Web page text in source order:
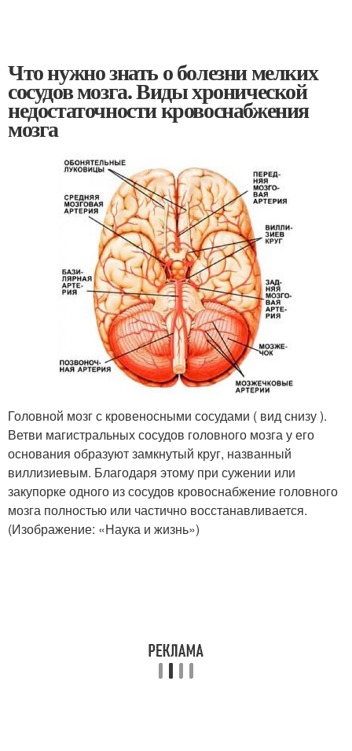
Что нужно знать о болезни мелких
сосудов мозга. Виды хронической
недостаточности кровоснабжения
мозга
Головной мозг с кровеносными сосудами ( вид снизу ).
Ветви магистральных сосудов головного мозга у его
основания образуют замкнутый круг, названный
виллизиевым. Благодаря этому при сужении или
закупорке одного из сосудов кровоснабжение головного
мозга полностью или частично восстанавливается.
(Изображение: «Наука и жизнь»)